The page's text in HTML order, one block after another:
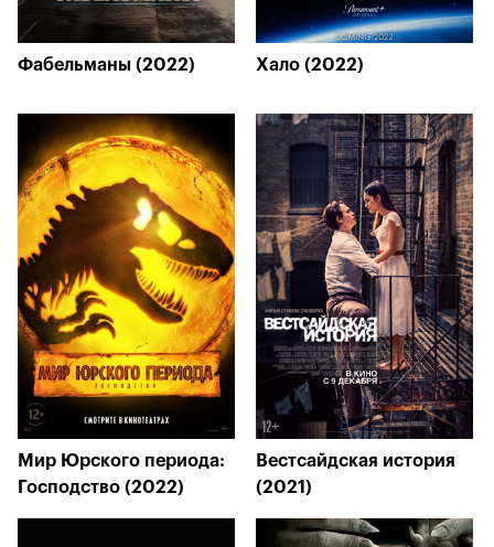
Фабельманы (2022) Хало (2022)
Мир Юрского периода:
Господство (2022)
Вестсайдская история
(2021)